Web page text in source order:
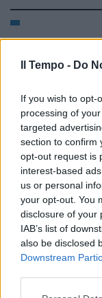
Il Tempo - Do
If you wish to opt-
processing of
targeted
section to confirm
opt-out request is
interest-based
us or personal
your opt-out. You
disclosure of your
IAB’s list of
also be disclosed
Downstream
Tremonti
posto nella
battaglia sui
Fini non può
25/04/2004
Pensioni, la
battaglia
23/04/2004
Il ritorno di